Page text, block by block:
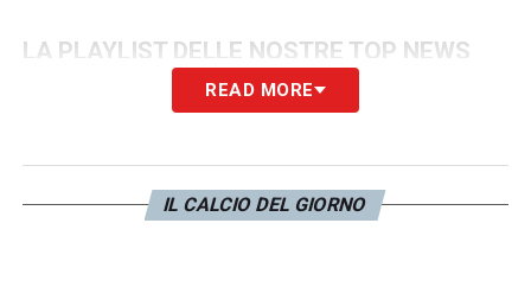
LA PLAYLIST DELLE NOSTRE TOP NEWS
READ MORE
IL CALCIO DEL GIORNO